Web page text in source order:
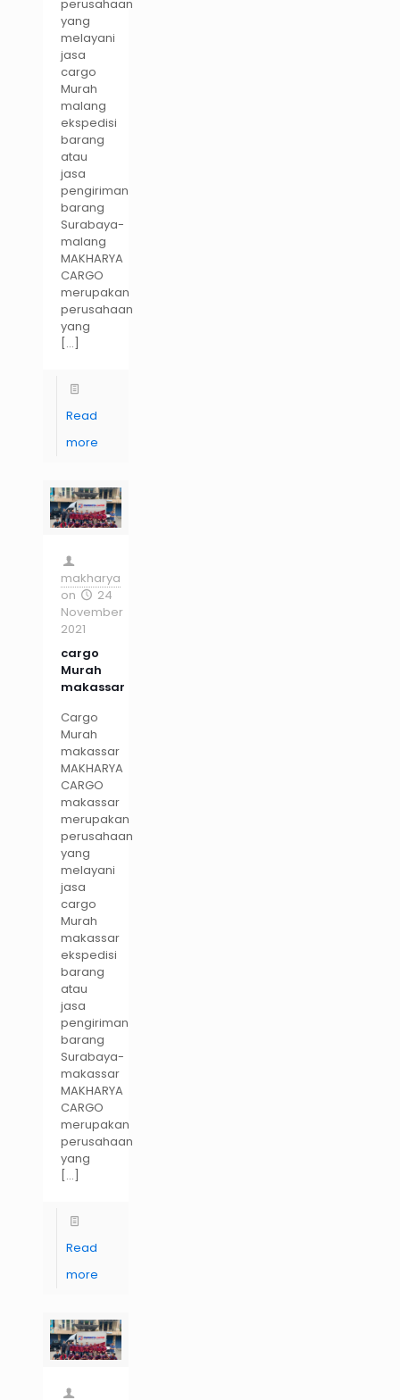
perusahaan
yang
melayani
jasa
cargo
Murah
malang
ekspedisi
barang
atau
jasa
pengiriman
barang
Surabaya-
malang
MAKHARYA
CARGO
merupakan
perusahaan
yang
[…]
Read
more
makharya
on
24
November
2021
cargo
Murah
makassar
Cargo
Murah
makassar
MAKHARYA
CARGO
makassar
merupakan
perusahaan
yang
melayani
jasa
cargo
Murah
makassar
ekspedisi
barang
atau
jasa
pengiriman
barang
Surabaya-
makassar
MAKHARYA
CARGO
merupakan
perusahaan
yang
[…]
Read
more